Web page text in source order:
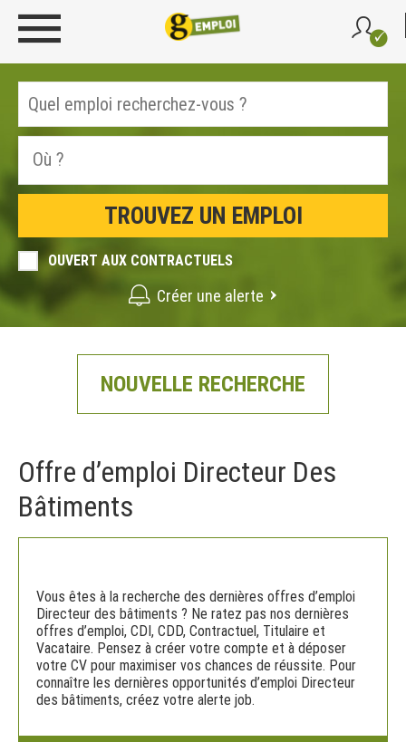
OUVERT AUX CONTRACTUELS
Créer une alerte
NOUVELLE RECHERCHE
Offre d’emploi Directeur Des
Bâtiments
Vous êtes à la recherche des dernières offres d’emploi
Directeur des bâtiments ? Ne ratez pas nos dernières
offres d’emploi, CDI, CDD, Contractuel, Titulaire et
Vacataire. Pensez à créer votre compte et à déposer
votre CV pour maximiser vos chances de réussite. Pour
connaître les dernières opportunités d’emploi Directeur
des bâtiments, créez votre alerte job.